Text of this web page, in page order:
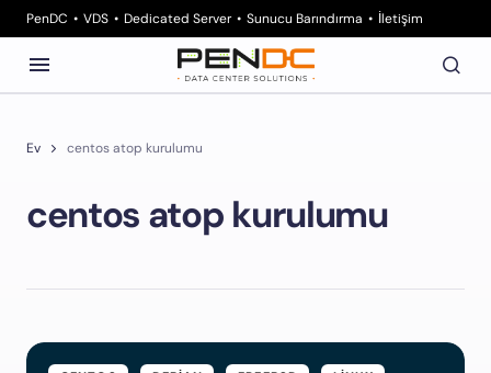
PenDC VDS Dedicated Server Sunucu Barındırma İletişim
Ev centos atop kurulumu
centos atop kurulumu